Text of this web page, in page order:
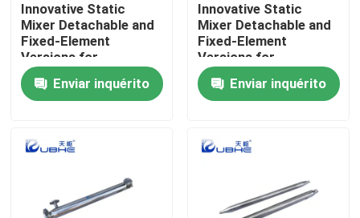
Casa
Produtos
Vídeos
Sobre nós
Innovative Static
Mixer Detachable and
Fixed-Element
Versions for
Customizable Surface
TreatmentEnviar inquérito
Innovative Static
Mixer Detachable and
Fixed-Element
Versions for
Customizable Surface
TreatmentEnviar inquérito